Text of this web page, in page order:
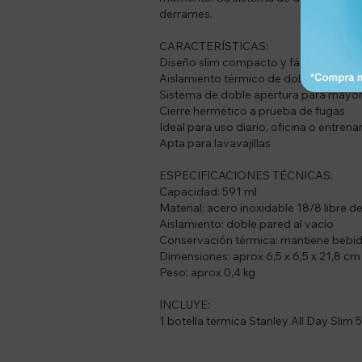
derrames.
CARACTERÍSTICAS:
Diseño slim compacto y fácil de
Aislamiento térmico de doble pared
Sistema de doble apertura para
Cierre hermético a prueba de fugas
Ideal para uso diario, oficina o
Apta para lavavajillas
ESPECIFICACIONES TÉCNICAS:
Capacidad: 591 ml
Material: acero inoxidable 18/8 libre
Aislamiento: doble pared al vacío
Conservación térmica: mantiene
Dimensiones: aprox 6,5 x 6,5 x 21,8 cm
Peso: aprox 0,4 kg
INCLUYE:
1 botella térmica Stanley All Day Slim